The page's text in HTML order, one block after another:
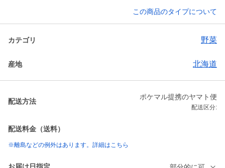
この商品のタイプについて
カテゴリ 野菜
産地 北海道
配送方法
ポケマル提携のヤマト便
配送区分:
配送料金（送料）
※離島などの例外はあります。詳細はこちら